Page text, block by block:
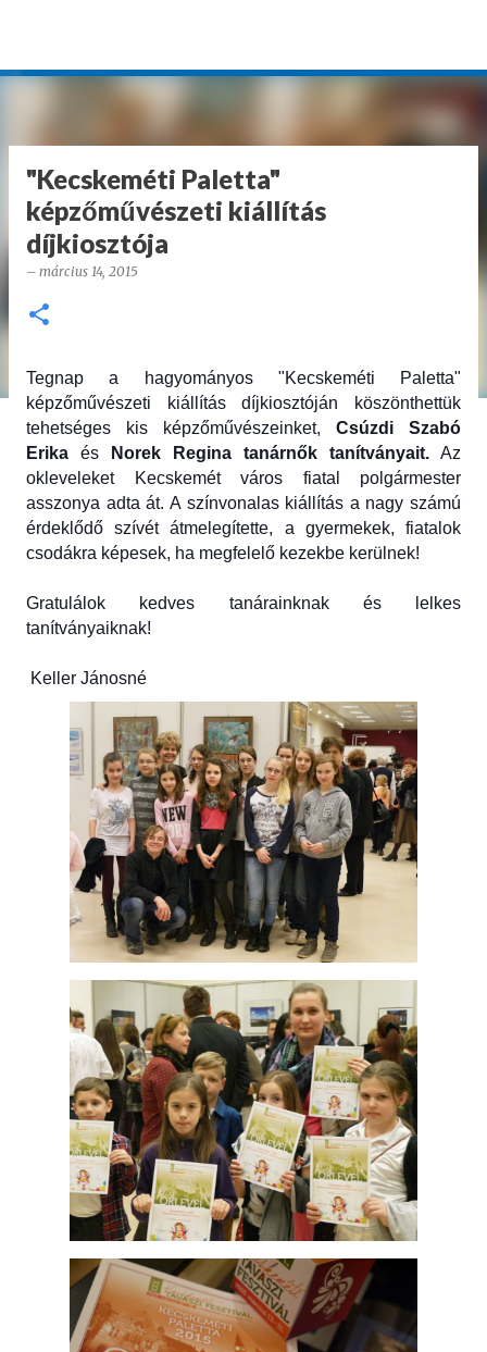
"Kecskeméti Paletta"
képzőművészeti kiállítás
díjkiosztója
– március 14, 2015
Tegnap a hagyományos "Kecskeméti Paletta"
képzőművészeti kiállítás díjkiosztóján köszönthettük
tehetséges kis képzőművészeinket, Csúzdi Szabó
Erika és Norek Regina tanárnők tanítványait. Az
okleveleket Kecskemét város fiatal polgármester
asszonya adta át. A színvonalas kiállítás a nagy számú
érdeklődő szívét átmelegítette, a gyermekek, fiatalok
csodákra képesek, ha megfelelő kezekbe kerülnek!
Gratulálok kedves tanárainknak és lelkes
tanítványaiknak!
Keller Jánosné